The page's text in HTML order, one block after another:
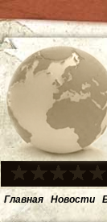
Главная Новости